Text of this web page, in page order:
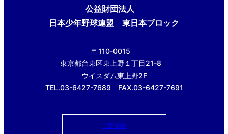
公益財団法人
日本少年野球連盟 東日本ブロック
〒110-0015
東京都台東区東上野１丁目21-8
ウイスダム東上野2F
TEL.03-6427-7689 FAX.03-6427-7691
ご意見箱